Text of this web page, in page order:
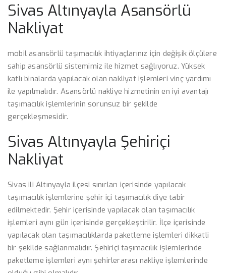
Sivas Altınyayla Asansörlü
Nakliyat
mobil asansörlü taşımacılık ihtiyaçlarınız için değişik ölçülere
sahip asansörlü sistemimiz ile hizmet sağlıyoruz. Yüksek
katlı binalarda yapılacak olan nakliyat işlemleri vinç yardımı
ile yapılmalıdır. Asansörlü nakliye hizmetinin en iyi avantajı
taşımacılık işlemlerinin sorunsuz bir şekilde
gerçekleşmesidir.
Sivas Altınyayla Şehiriçi
Nakliyat
Sivas ili Altınyayla ilçesi sınırları içerisinde yapılacak
taşımacılık işlemlerine şehir içi taşımacılık diye tabir
edilmektedir. Şehir içerisinde yapılacak olan taşımacılık
işlemleri aynı gün içerisinde gerçekleştirilir. İlçe içerisinde
yapılacak olan taşımacılıklarda paketleme işlemleri dikkatli
bir şekilde sağlanmalıdır. Şehiriçi taşımacılık işlemlerinde
paketleme işlemleri aynı şehirlerarası nakliye işlemlerinde